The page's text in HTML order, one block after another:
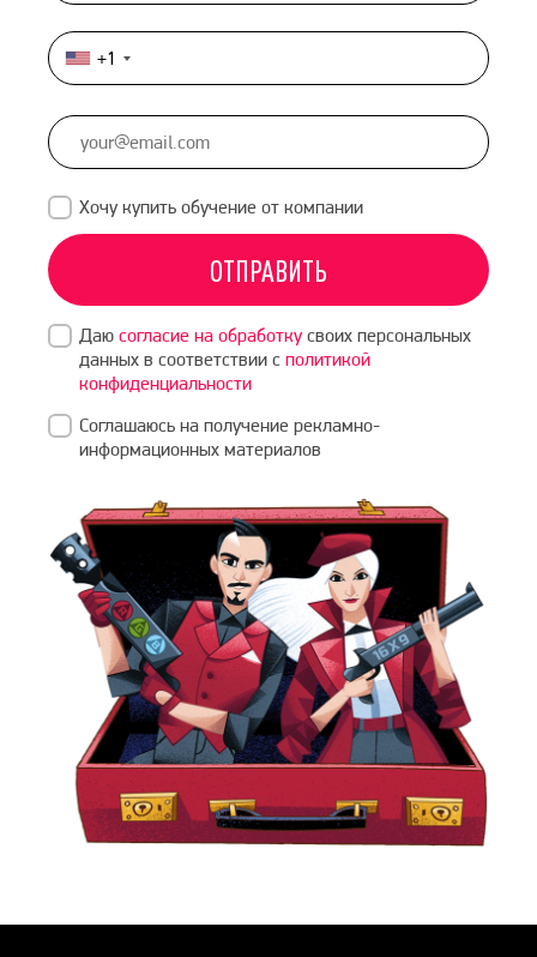
United
States
+1
+1
Хочу купить обучение от компании
ОТПРАВИТЬ
Даю согласие на обработкусвоих персональных
данных в соответствии с политикой
конфиденциальности
Соглашаюсь на получение рекламно-
информационных материалов